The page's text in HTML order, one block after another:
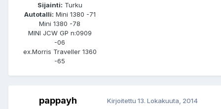
Sijainti: Turku
Autotalli: Mini 1380 -71
Mini 1380 -78
MINI JCW GP n:0909
-06
ex.Morris Traveller 1360
-65
pappayh Kirjoitettu 13. Lokakuuta, 2014